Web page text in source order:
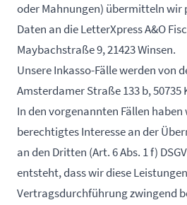
oder Mahnungen) übermitteln wir
Daten an die LetterXpress A&O
Maybachstraße 9, 21423 Winsen.
Unsere Inkasso-Fälle werden von
Amsterdamer Straße 133 b,
In den vorgenannten Fällen haben
berechtigtes Interesse an der
an den Dritten (Art. 6 Abs. 1 f)
entsteht, dass wir diese
Vertragsdurchführung zwingend